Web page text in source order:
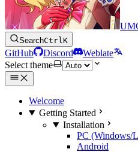
SearchCtrlK
GitHub Discord
Weblate
Select theme
Welcome
Getting Started
Installation
PC (Windows/
Android